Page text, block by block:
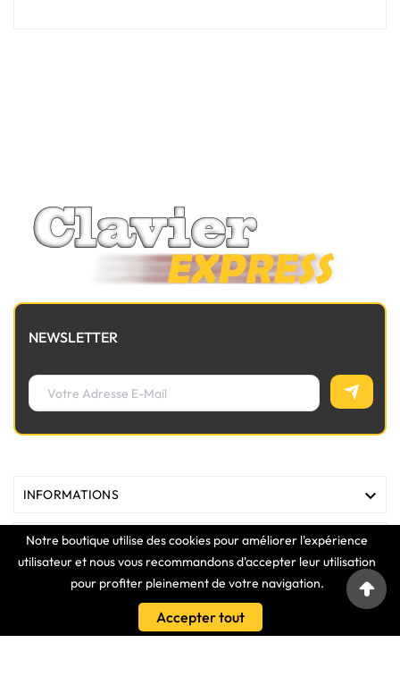
Notre boutique utilise des cookies pour améliorer l'expérience
utilisateur et nous vous recommandons d'accepter leur utilisation
pour profiter pleinement de votre navigation.
Accepter tout
NEWSLETTER
INFORMATIONS 
MAGASIN 

VOTRE COMPTE 